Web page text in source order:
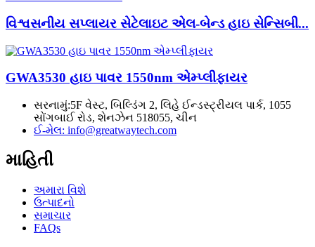
વિશ્વસનીય સપ્લાયર સેટેલાઇટ એલ-બેન્ડ હાઇ સેન્સિબી...
GWA3530 હાઇ પાવર 1550nm એમ્પ્લીફાયર
સરનામું:5F વેસ્ટ, બિલ્ડિંગ 2, લિહે ઈન્ડસ્ટ્રીયલ પાર્ક, 1055
સોંગબાઈ રોડ, શેનઝેન 518055, ચીન
ઈ-મેલ: info@greatwaytech.com
માહિતી
અમારા વિશે
ઉત્પાદનો
સમાચાર
FAQs